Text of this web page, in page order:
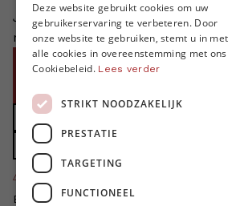
Je helpt ons groeien. MO* bestaat
niet zonder jouw steun!
Doe een gift
Zet MO* in uw testament
4424
Bedankt voor jullie steun!
ENGLISH
Deze website gebruikt cookies om uw
gebruikerservaring te verbeteren. Door
onze website te gebruiken, stemt u in met
alle cookies in overeenstemming met ons
Cookiebeleid. Lees verder
STRIKT NOODZAKELIJK
PRESTATIE
TARGETING
FUNCTIONEEL